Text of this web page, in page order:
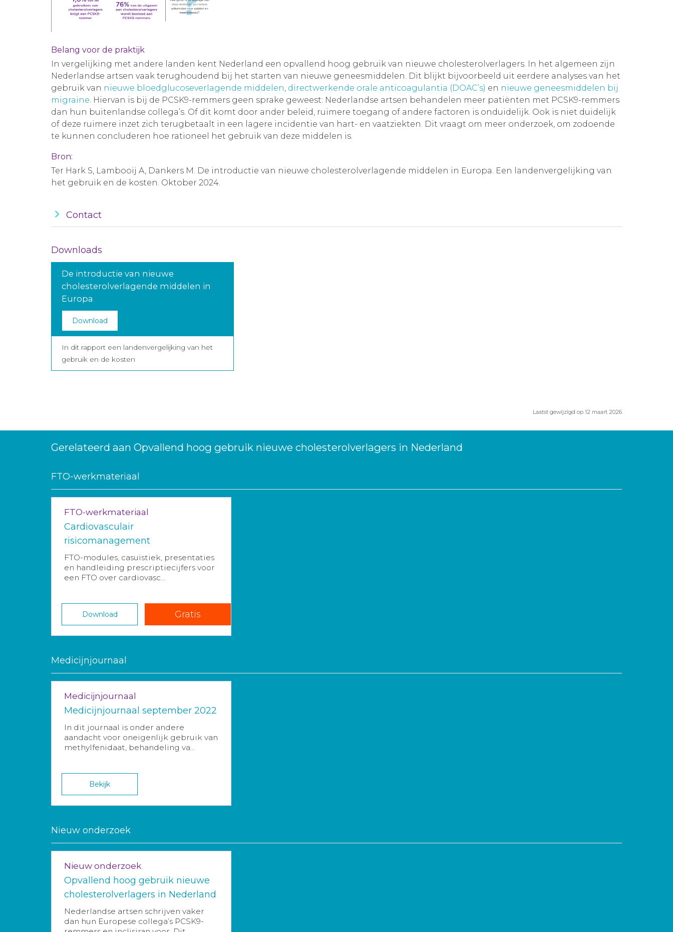
Belang voor de praktijk
In vergelijking met andere landen kent Nederland een opvallend hoog gebruik van nieuwe cholesterolverlagers. In het algemeen zijn
Nederlandse artsen vaak terughoudend bij het starten van nieuwe geneesmiddelen. Dit blijkt bijvoorbeeld uit eerdere analyses van het
gebruik van nieuwe bloedglucoseverlagende middelen, directwerkende orale anticoagulantia (DOAC’s) en nieuwe geneesmiddelen bij
migraine. Hiervan is bij de PCSK9-remmers geen sprake geweest: Nederlandse artsen behandelen meer patiënten met PCSK9-remmers
dan hun buitenlandse collega’s. Of dit komt door ander beleid, ruimere toegang of andere factoren is onduidelijk. Ook is niet duidelijk
of deze ruimere inzet zich terugbetaalt in een lagere incidentie van hart- en vaatziekten. Dit vraagt om meer onderzoek, om zodoende
te kunnen concluderen hoe rationeel het gebruik van deze middelen is.
Bron:
Ter Hark S, Lambooij A, Dankers M. De introductie van nieuwe cholesterolverlagende middelen in Europa. Een landenvergelijking van
het gebruik en de kosten. Oktober 2024.
Contact
Downloads
De introductie van nieuwe
cholesterolverlagende middelen in
Europa
Download
In dit rapport een landenvergelijking van het
gebruik en de kosten
Laatst gewijzigd op 12 maart 2026
Gerelateerd aan Opvallend hoog gebruik nieuwe cholesterolverlagers in Nederland
FTO-werkmateriaal
FTO-werkmateriaal
Cardiovasculair
risicomanagement
FTO-modules, casuïstiek, presentaties
en handleiding prescriptiecijfers voor
een FTO over cardiovasc...
Download Gratis
Medicijnjournaal
Medicijnjournaal
Medicijnjournaal september 2022
In dit journaal is onder andere
aandacht voor oneigenlijk gebruik van
methylfenidaat, behandeling va...
Bekijk
Nieuw onderzoek
Nieuw onderzoek
Opvallend hoog gebruik nieuwe
cholesterolverlagers in Nederland
Nederlandse artsen schrijven vaker
dan hun Europese collega’s PCSK9-